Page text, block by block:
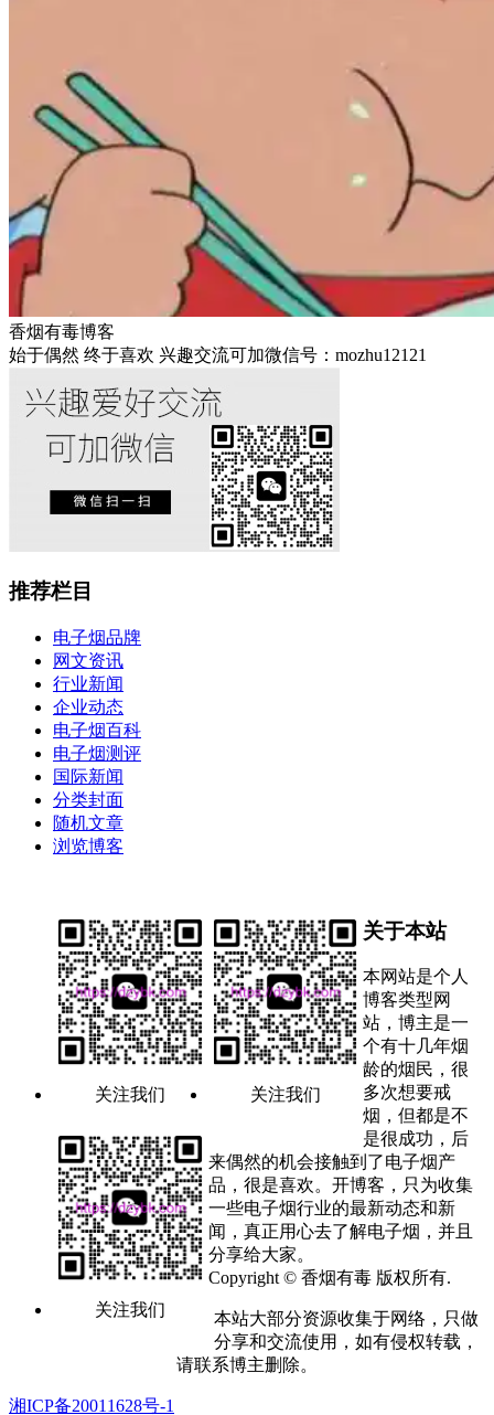
香烟有毒博客
始于偶然 终于喜欢 兴趣交流可加微信号：mozhu12121
推荐栏目
电子烟品牌
网文资讯
行业新闻
企业动态
电子烟百科
电子烟测评
国际新闻
分类封面
随机文章
浏览博客
关注我们 关注我们
关注我们
关于本站
本网站是个人
博客类型网
站，博主是一
个有十几年烟
龄的烟民，很
多次想要戒
烟，但都是不
是很成功，后
来偶然的机会接触到了电子烟产
品，很是喜欢。开博客，只为收集
一些电子烟行业的最新动态和新
闻，真正用心去了解电子烟，并且
分享给大家。
Copyright © 香烟有毒 版权所有.
本站大部分资源收集于网络，只做
分享和交流使用，如有侵权转载，
请联系博主删除。
湘ICP备20011628号-1